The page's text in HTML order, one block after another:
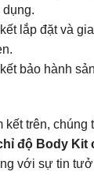
bảo hành
trên, chúng
với sự tin
Về Xe